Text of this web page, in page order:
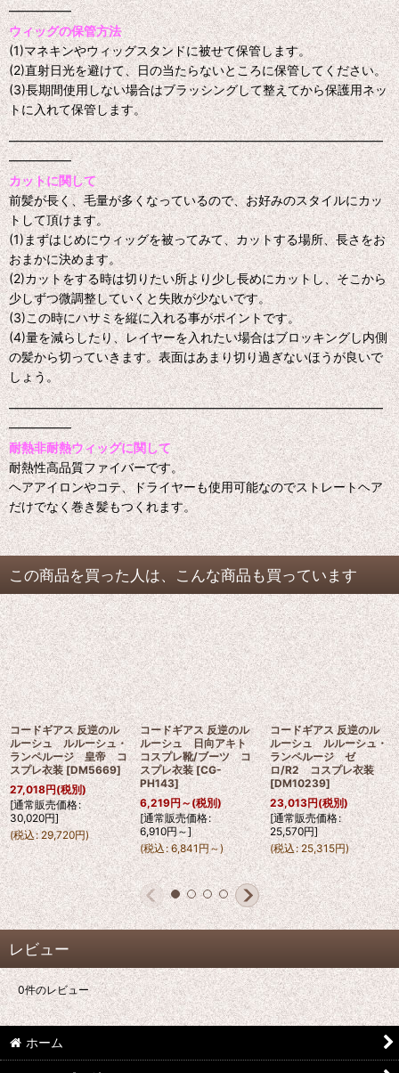
━━━━━
ウィッグの保管方法
(1)マネキンやウィッグスタンドに被せて保管します。
(2)直射日光を避けて、日の当たらないところに保管してください。
(3)長期間使用しない場合はブラッシングして整えてから保護用ネッ
トに入れて保管します。
━━━━━━━━━━━━━━━━━━━━━━━━━━━━━━
━━━━━
カットに関して
前髪が長く、毛量が多くなっているので、お好みのスタイルにカッ
トして頂けます。
(1)まずはじめにウィッグを被ってみて、カットする場所、長さをお
おまかに決めます。
(2)カットをする時は切りたい所より少し長めにカットし、そこから
少しずつ微調整していくと失敗が少ないです。
(3)この時にハサミを縦に入れる事がポイントです。
(4)量を減らしたり、レイヤーを入れたい場合はブロッキングし内側
の髪から切っていきます。表面はあまり切り過ぎないほうが良いで
しょう。
━━━━━━━━━━━━━━━━━━━━━━━━━━━━━━
━━━━━
耐熱非耐熱ウィッグに関して
耐熱性高品質ファイバーです。
ヘアアイロンやコテ、ドライヤーも使用可能なのでストレートヘア
だけでなく巻き髪もつくれます。
この商品を買った人は、こんな商品も買っています
コードギアス 反逆のル
ルーシュ ルルーシュ・
ランペルージ 皇帝 コ
スプレ衣装 [DM5669]
27,018円(税別)
[通常販売価格:
30,020円]
(税込: 29,720円)
コードギアス 反逆のル
ルーシュ 日向アキト
コスプレ靴/ブーツ コ
スプレ衣装 [CG-
PH143]
6,219円～(税別)
[通常販売価格:
6,910円～]
(税込: 6,841円～)
コードギアス 反逆のル
ルーシュ ルルーシュ・
ランペルージ ゼ
ロ/R2 コスプレ衣装
[DM10239]
23,013円(税別)
[通常販売価格:
25,570円]
(税込: 25,315円)
レビュー
0件のレビュー
ホーム